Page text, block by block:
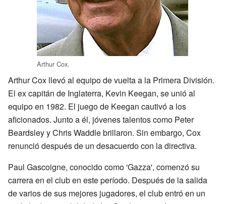
Arthur Cox.
Arthur Cox llevó al equipo de vuelta a la Primera División.
El ex capitán de Inglaterra, Kevin Keegan, se unió al
equipo en 1982. El juego de Keegan cautivó a los
aficionados. Junto a él, jóvenes talentos como Peter
Beardsley y Chris Waddle brillaron. Sin embargo, Cox
renunció después de un desacuerdo con la directiva.
Paul Gascoigne, conocido como 'Gazza', comenzó su
carrera en el club en este período. Después de la salida
de varios de sus mejores jugadores, el club entró en un